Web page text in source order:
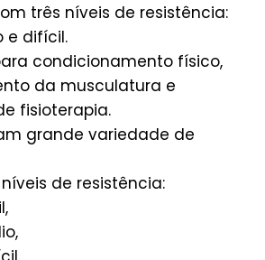
três níveis de resistência:
e difícil.
condicionamento físico,
da musculatura e
fisioterapia.
grande variedade de
de resistência: